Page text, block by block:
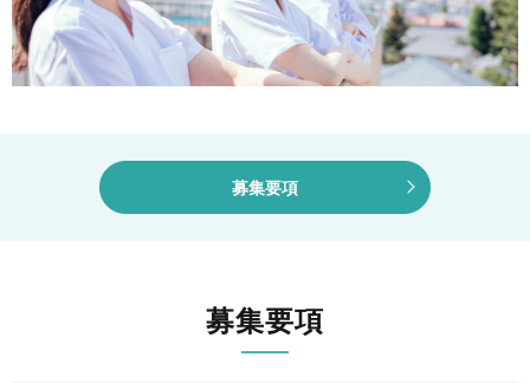
募集要項
募集要項